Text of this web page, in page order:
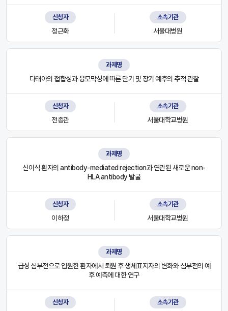
신청자
정근화
소속기관
서울대병원
과제명
다태아의 접합성과 융모막성에 따른 단기 및 장기 예후의 추적 관찰
신청자
전종관
소속기관
서울대학교병원
과제명
신이식 환자의 antibody-mediated rejection과 연관된 새로운 non-
HLA antibody 발굴
신청자
이하정
소속기관
서울대학교병원
과제명
급성 심부전으로 입원한 환자에서 퇴원 후 생체표지자의 변화와 심부전의 예
후 예측에 대한 연구
신청자 소속기관